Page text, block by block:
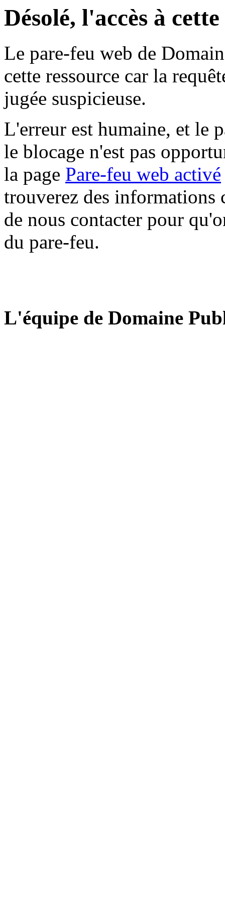
Désolé, l'accès à
Le pare-feu web de
cette ressource car la
jugée suspicieuse.
L'erreur est humaine, et le
le blocage n'est pas
la page Pare-feu web activé
trouverez des informations
de nous contacter pour
du pare-feu.
L'équipe de Domaine